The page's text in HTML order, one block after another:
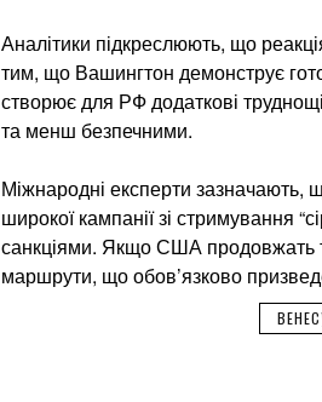
Аналітики підкреслюють, що
тим, що Вашингтон демонструє
створює для РФ додаткові
та менш безпечними.
Міжнародні експерти зазначають,
широкої кампанії зі стримування
санкціями. Якщо США продовжать
маршрути, що обов’язково